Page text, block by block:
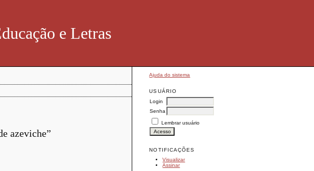
e Letras
Ajuda do sistema
USUÁRIO
Login
Senha
Lembrar usuário
NOTIFICAÇÕES
Visualizar
Assinar
azeviche”